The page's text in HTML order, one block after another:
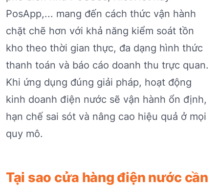
PosApp,... mang đến cách thức vận hành
chặt chẽ hơn với khả năng kiểm soát tồn
kho theo thời gian thực, đa dạng hình thức
thanh toán và báo cáo doanh thu trực quan.
Khi ứng dụng đúng giải pháp, hoạt động
kinh doanh điện nước sẽ vận hành ổn định,
hạn chế sai sót và nâng cao hiệu quả ở mọi
quy mô.
Tại sao cửa hàng điện nước cần